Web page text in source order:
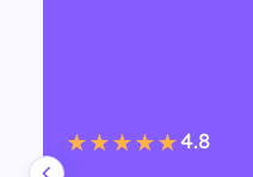
★★★★★4.8